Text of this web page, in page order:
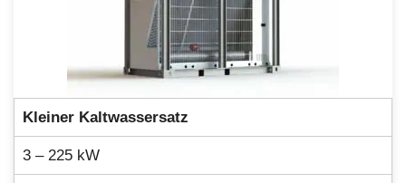
Kleiner Kaltwassersatz
3 – 225 kW